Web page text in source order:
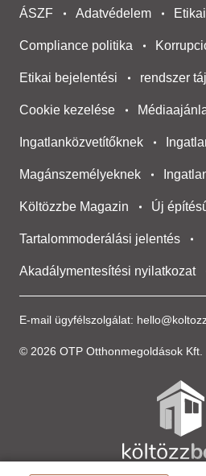
E-mail ügyfélszolgálat:
© 2026 OTP Otthonmegoldások Kft.
ÁSZF Adatvédelem
Compliance politika
Etikai bejelentési rendszer
Cookie kezelése
Ingatlanközvetítőknek
Magánszemélyeknek
Költözzbe Magazin Új
Tartalommoderálási jelentés
Akadálymentesítési nyilatkozat